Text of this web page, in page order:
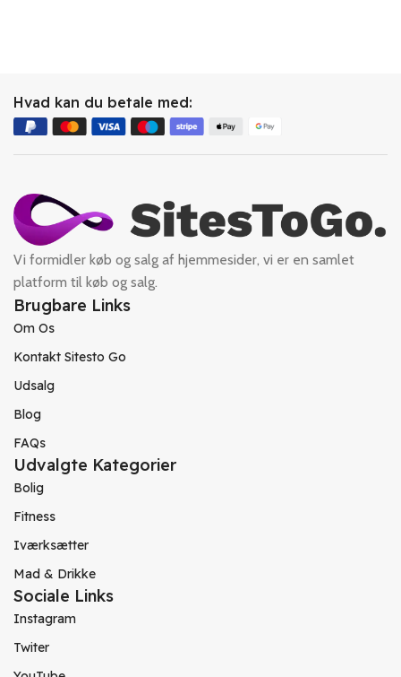
Hvad kan du betale med:
Vi formidler køb og salg af hjemmesider, vi er en samlet
platform til køb og salg.
Brugbare Links
Om Os
Kontakt Sitesto Go
Udsalg
Blog
FAQs
Udvalgte Kategorier
Bolig
Fitness
Iværksætter
Mad & Drikke
Sociale Links
Instagram
Twiter